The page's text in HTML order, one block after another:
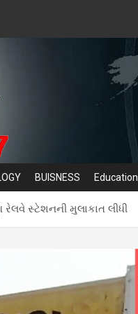
BUISNESS Education
રેલવે સ્ટેશનની મુલાકાત લીધી